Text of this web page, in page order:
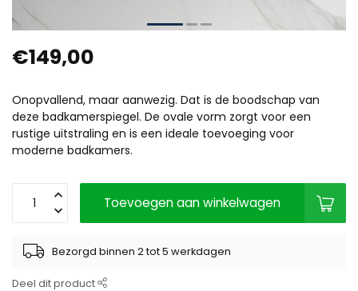
€149,00
Onopvallend, maar aanwezig. Dat is de boodschap van
deze badkamerspiegel. De ovale vorm zorgt voor een
rustige uitstraling en is een ideale toevoeging voor
moderne badkamers.
Toevoegen aan winkelwagen
Bezorgd binnen 2 tot 5 werkdagen
Deel dit product